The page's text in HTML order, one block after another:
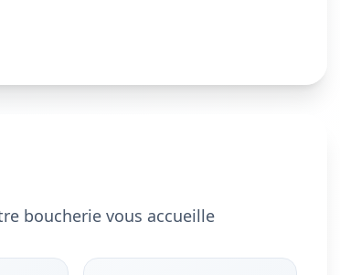
boucherie vous accueille